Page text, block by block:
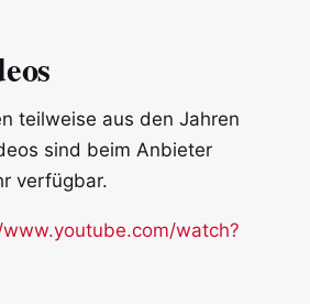
teilweise aus den Jahren
sind beim Anbieter
verfügbar.
watch?